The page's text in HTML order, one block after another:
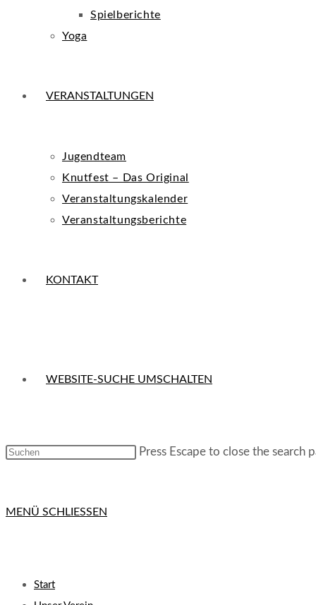
Spielberichte
Yoga
VERANSTALTUNGEN
Jugendteam
Knutfest – Das Original
Veranstaltungskalender
Veranstaltungsberichte
KONTAKT
WEBSITE-SUCHE UMSCHALTEN
Press Escape to close the search
MENÜ SCHLIESSEN
Start